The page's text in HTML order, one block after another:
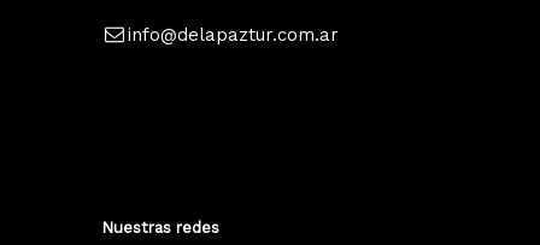
info@delapaztur.com.ar
Nuestras redes